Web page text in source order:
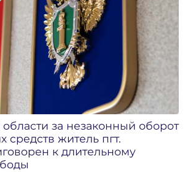
за незаконный оборот
средств житель пгт.
к длительному